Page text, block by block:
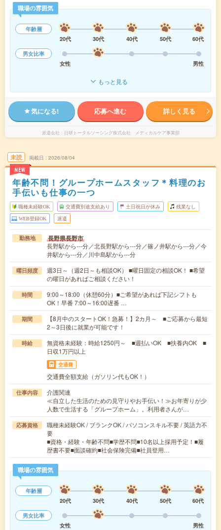
職場の雰囲気
年齢層
20代
30代 40代 50代
60代
男女比率
女性
男性
もっと見る
気になる! 応募へ進む 詳しく見る
派遣会社 日研トータルソーシング株式会社 メディカルケア事業部
未読
NEW
掲載日 2026/08/04
年齢不問！グループホームスタッフ＊料理のお
手伝いも仕事の一つ
職種未経験OK 交通費別途支給あり 土日祝日が休み 残業なし
WEB登録OK 派遣
勤務地 長野県長野市
長野駅から---分／北長野駅から---分／篠ノ井駅から---分／今
井駅から---分／川中島駅から---分
曜日頻度
週3日～（週2日～も相談OK） ■曜日固定の相談OK！ ■希望
の曜日があればご相談ください！
時間
9:00～18:00（休憩60分）■ご希望があれば下記シフトも
OK！早番 7:00～16:00遅番 …
期間
【8月中のスタートOK！急募！】2カ月～ ■ご応募から最短
2～3日後に就業が可能です！
時給
無資格未経験：時給1250円～ ■週払いOK ■扶養内OK ■
日収1万円以上
交通費
交通費全額支給（ガソリン代もOK！）
仕事内容
介護関連
≪自立した生活のための見守りやお手伝い！≫お年寄りが少
人数で生活する「グループホーム」。利用者さんが…
応募資格
職種未経験OK / ブランクOK / パソコンスキル不要 / 英語力不
要
■資格・経験・年齢不問■学歴不問■10名以上採用予定！■履
歴書不要■面談確約■社会保険完備■社員登用…
職場の雰囲気
年齢層
20代
30代 40代 50代
60代
男女比率
女性
男性